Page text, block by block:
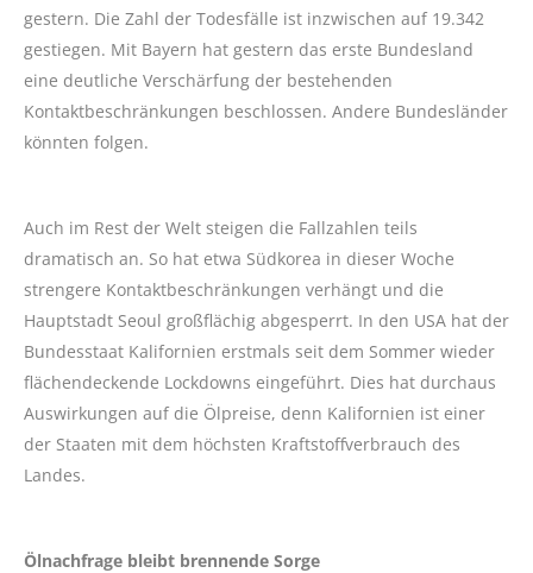
gestern. Die Zahl der Todesfälle ist inzwischen auf 19.342
gestiegen. Mit Bayern hat gestern das erste Bundesland
eine deutliche Verschärfung der bestehenden
Kontaktbeschränkungen beschlossen. Andere Bundesländer
könnten folgen.
Auch im Rest der Welt steigen die Fallzahlen teils
dramatisch an. So hat etwa Südkorea in dieser Woche
strengere Kontaktbeschränkungen verhängt und die
Hauptstadt Seoul großflächig abgesperrt. In den USA hat der
Bundesstaat Kalifornien erstmals seit dem Sommer wieder
flächendeckende Lockdowns eingeführt. Dies hat durchaus
Auswirkungen auf die Ölpreise, denn Kalifornien ist einer
der Staaten mit dem höchsten Kraftstoffverbrauch des
Landes.
Ölnachfrage bleibt brennende Sorge